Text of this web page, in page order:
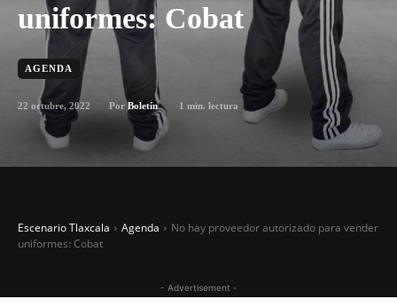
uniformes: Cobat
AGENDA
22 octubre, 2022 Por Boletín 1 min. lectura
Escenario Tlaxcala Agenda
No hay proveedor autorizado para vender
uniformes: Cobat
- Advertisement -